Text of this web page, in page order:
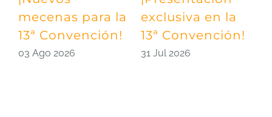
mecenas para la
13ª Convención!
03 Ago 2026
exclusiva en la
13ª Convención!
31 Jul 2026